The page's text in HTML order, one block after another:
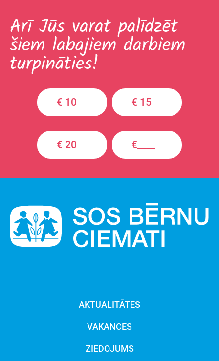
Arī Jūs varat palīdzēt
šiem labajiem darbiem
turpināties!
€ 10 € 15
€ 20 €____
AKTUALITĀTES
VAKANCES
ZIEDOJUMS